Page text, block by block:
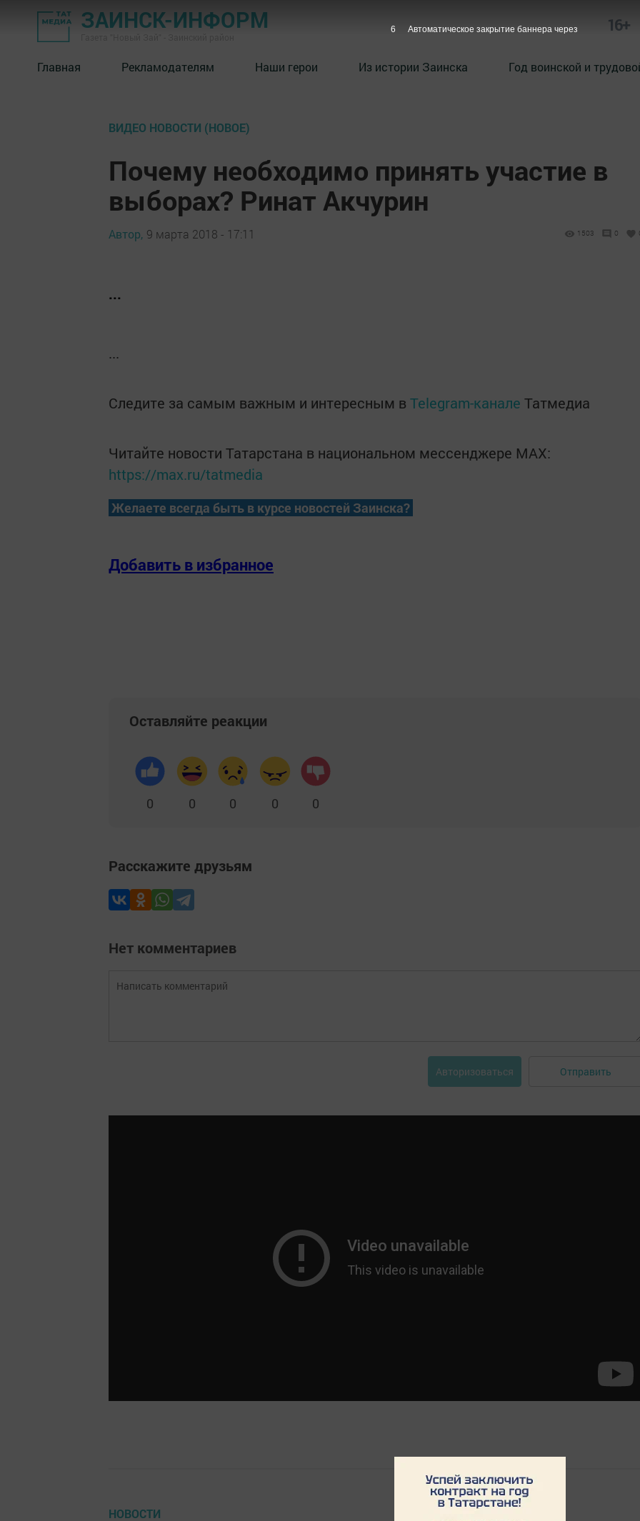
ЗАИНСК-ИНФОРМ 16+
Главная Рекламодателям Наши герои Из истории Заинска Год воинской и
ВИДЕО НОВОСТИ (НОВОЕ)
Почему необходимо принять участие в
выборах? Ринат Акчурин
Автор, 9 марта 2018 - 17:11 1503 0
...
...
Следите за самым важным и интересным в Telegram-канале Татмедиа
Читайте новости Татарстана в национальном мессенджере MАХ:
https://max.ru/tatmedia
Желаете всегда быть в курсе новостей Заинска?
Добавить в избранное
Оставляйте реакции
0 0 0 0 0
Расскажите друзьям
Нет комментариев
Авторизоваться Отправить
НОВОСТИ
5 Автоматическое закрытие баннера через